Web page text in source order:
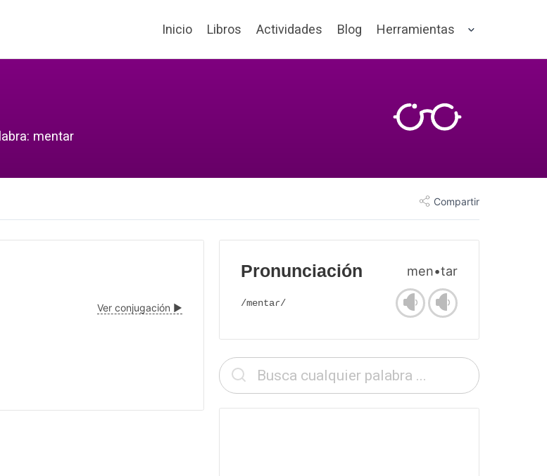
Inicio Libros Actividades Blog Herramientas
mentar
Compartir
Ver conjugación ▶
Pronunciación men•tar
/mentaɾ/